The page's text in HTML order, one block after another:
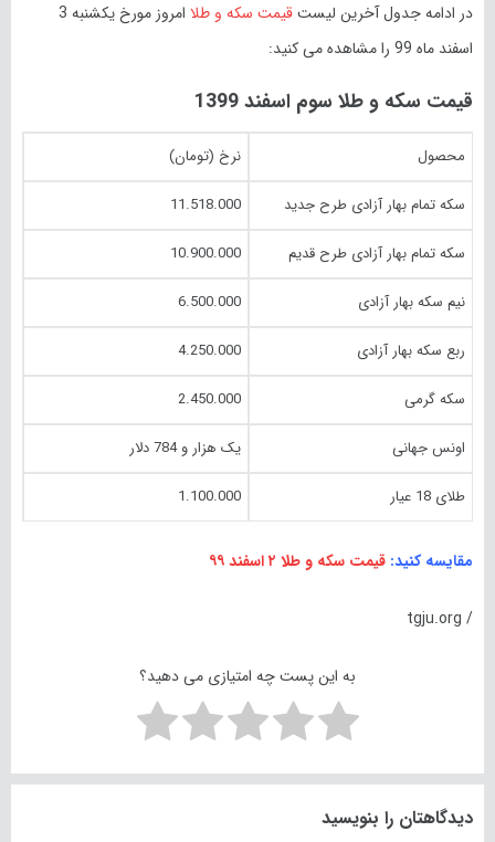
در ادامه جدول آخرین لیستقیمت سکه و طلا
امروز مورخ یکشنبه 3
اسفند ماه 99 را مشاهده می کنید:
قیمت سکه و طلا سوم اسفند 1399
محصول نرخ (تومان)
سکه تمام بهار آزادی طرح جدید 11.518.000
سکه تمام بهار آزادی طرح قدیم 10.900.000
نیم سکه بهار آزادی 6.500.000
ربع سکه بهار آزادی 4.250.000
سکه گرمی 2.450.000
اونس جهانی یک هزار و 784 دلار
طلای 18 عیار 1.100.000
مقایسه کنید: قیمت سکه و طلا ۲ اسفند ۹۹
/ tgju.org
به این پست چه امتیازی می دهید؟
دیدگاهتان را بنویسید